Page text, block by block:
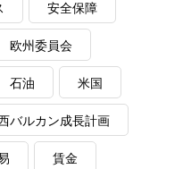
安全保障
欧州委員会
石油 米国
バルカン成長計画
賃金